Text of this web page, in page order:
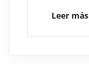
Leer más